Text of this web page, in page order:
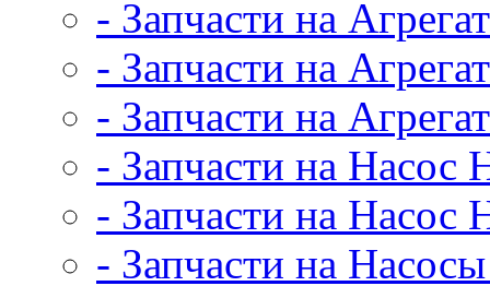
- Запчасти на
- Запчасти на
- Запчасти на
- Запчасти на
- Запчасти на Насос
- Запчасти на